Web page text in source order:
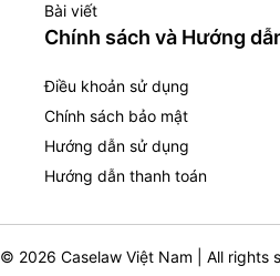
Bài viết
Chính sách và Hướng
Điều khoản sử dụng
Chính sách bảo mật
Hướng dẫn sử dụng
Hướng dẫn thanh toán
© 2026 Caselaw Việt Nam | All rights